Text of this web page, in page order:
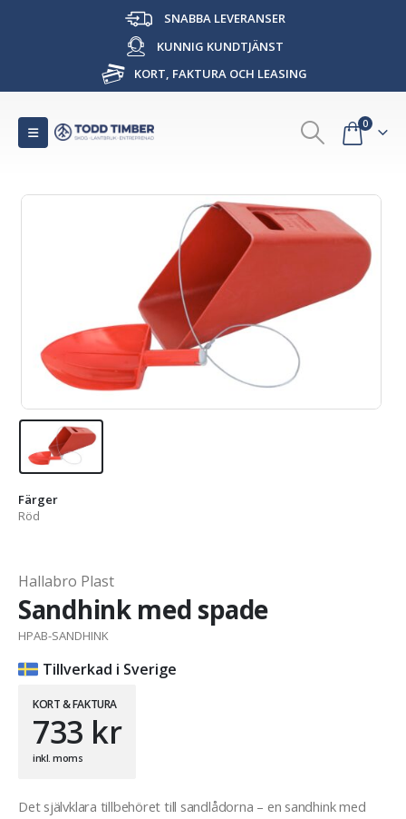
SNABBA LEVERANSER
KUNNIG KUNDTJÄNST
KORT, FAKTURA OCH LEASING
0
Färger
Röd
Hallabro Plast
Sandhink med spade
HPAB-SANDHINK
Tillverkad i Sverige
KORT & FAKTURA
733 kr
inkl. moms
Det självklara tillbehöret till sandlådorna – en sandhink med